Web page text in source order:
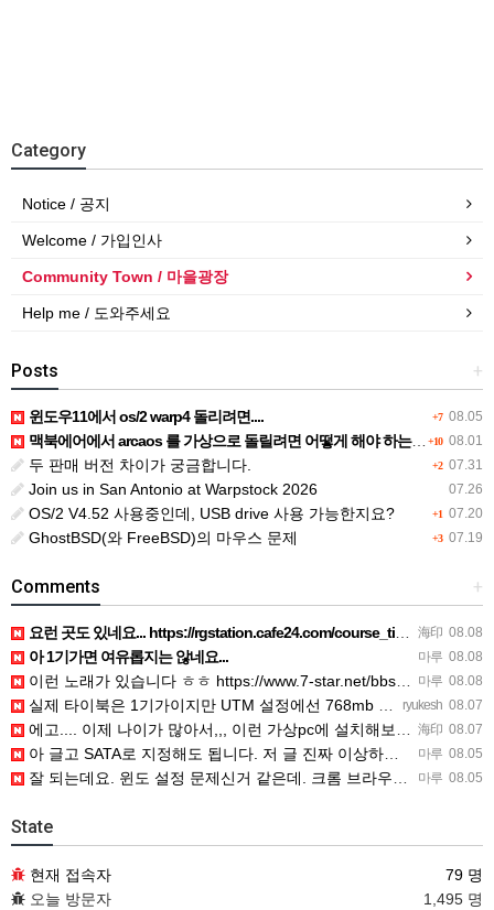
Category
Notice / 공지
Welcome / 가입인사
Community Town / 마을광장
Help me / 도와주세요
+
Posts
+7 08.05
윈도우11에서 os/2 warp4 돌리려면....
+10 08.01
맥북에어에서 arcaos 를 가상으로 돌릴려면 어떻게 해야 하는 지요?
+2 07.31
두 판매 버전 차이가 궁금합니다.
07.26
Join us in San Antonio at Warpstock 2026
+1 07.20
OS/2 V4.52 사용중인데, USB drive 사용 가능한지요?
+3 07.19
GhostBSD(와 FreeBSD)의 마우스 문제
+
Comments
海印 08.08
요런 곳도 있네요... https://rgstation.cafe24.com/course_tip/306500
마루 08.08
아 1기가면 여유롭지는 않네요...
마루 08.08
이런 노래가 있습니다 ㅎㅎ https://www.7-star.net/bbs/board.php?bo_table…
ryukesh 08.07
실제 타이북은 1기가이지만 UTM 설정에선 768mb 입니다. 1기가나 그 보다 넘게 설정하면 UTM 에뮬레…
海印 08.07
에고.... 이제 나이가 많아서,,, 이런 가상pc에 설치해보는 것도 귀찮군요.. ㅎㅎ 날씨도 덥고.....…
마루 08.05
아 글고 SATA로 지정해도 됩니다. 저 글 진짜 이상하네요. 옛날꺼 퍼와서 그런거 같은데요.
마루 08.05
잘 되는데요. 윈도 설정 문제신거 같은데. 크롬 브라우저나 파폭으로 해 보세요
State
현재 접속자
79 명
오늘 방문자
1,495 명